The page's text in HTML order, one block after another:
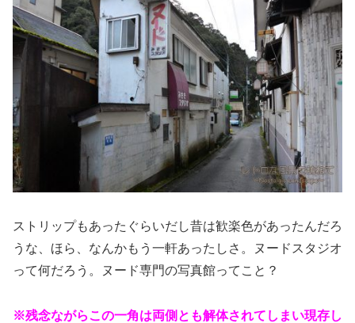
ストリップもあったぐらいだし昔は歓楽色があったんだろ
うな、ほら、なんかもう一軒あったしさ。ヌードスタジオ
って何だろう。ヌード専門の写真館ってこと？
※残念ながらこの一角は両側とも解体されてしまい現存し